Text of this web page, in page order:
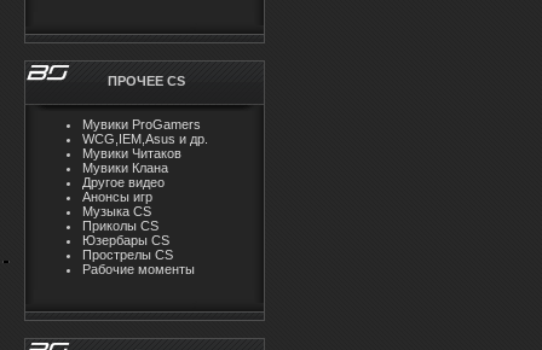
ПРОЧЕЕ CS
Мувики ProGamers
WCG,IEM,Asus и др.
Мувики Читаков
Мувики Клана
Другое видео
Анонсы игр
Музыка CS
Приколы CS
Юзербары CS
Прострелы CS
Рабочие моменты